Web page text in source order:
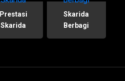
Prestasi
Skarida
Skarida
Berbagi